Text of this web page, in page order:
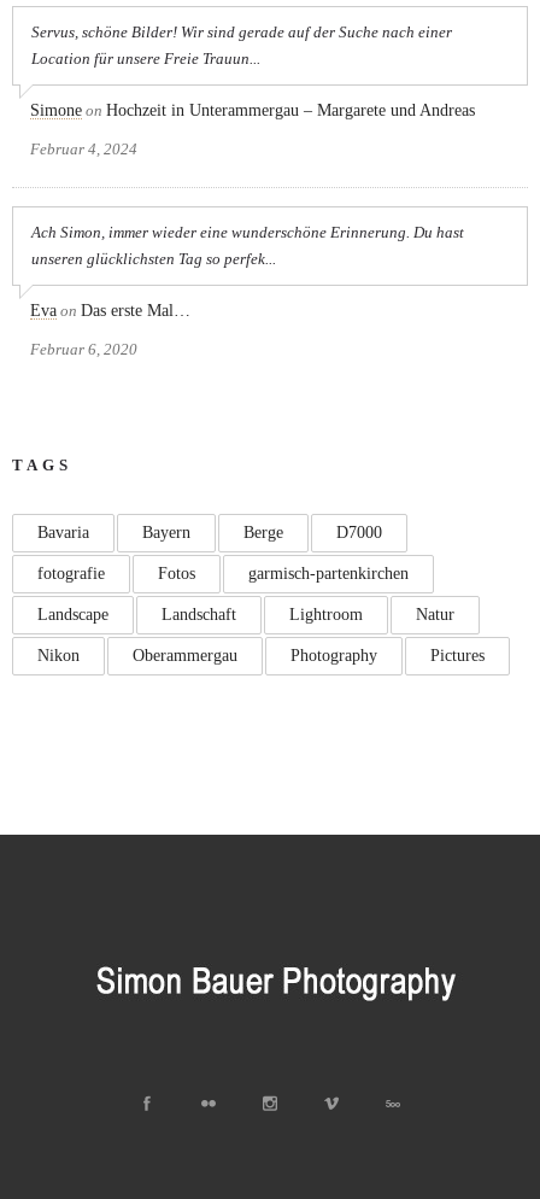
Servus, schöne Bilder! Wir sind gerade auf der Suche nach einer
Location für unsere Freie Trauun...
Simone on Hochzeit in Unterammergau – Margarete und Andreas
Februar 4, 2024
Ach Simon, immer wieder eine wunderschöne Erinnerung. Du hast
unseren glücklichsten Tag so perfek...
Eva on Das erste Mal…
Februar 6, 2020
TAGS
Bavaria Bayern Berge D7000
fotografie Fotos garmisch-partenkirchen
Landscape Landschaft Lightroom Natur
Nikon Oberammergau Photography Pictures